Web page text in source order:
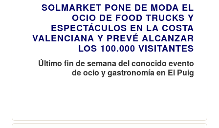
SOLMARKET PONE DE MODA EL
OCIO DE FOOD TRUCKS Y
ESPECTÁCULOS EN LA COSTA
VALENCIANA Y PREVÉ ALCANZAR
LOS 100.000 VISITANTES
Último fin de semana del conocido evento
de ocio y gastronomía en El Puig